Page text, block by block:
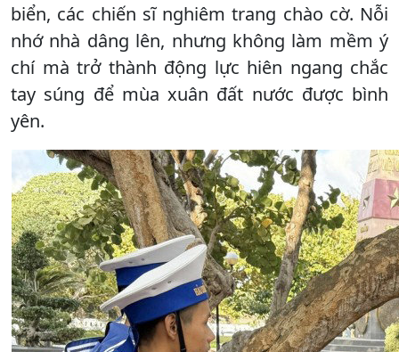
biển, các chiến sĩ nghiêm trang chào cờ. Nỗi
nhớ nhà dâng lên, nhưng không làm mềm ý
chí mà trở thành động lực hiên ngang chắc
tay súng để mùa xuân đất nước được bình
yên.